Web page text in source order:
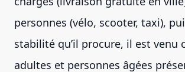
personnes (vélo, scooter, taxi),
stabilité qu’il procure, il est venu
adultes et personnes âgées